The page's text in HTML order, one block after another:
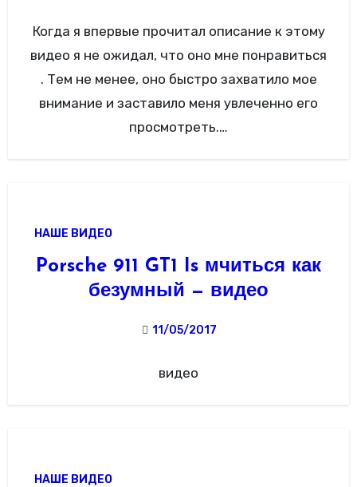
Когда я впервые прочитал описание к этому
видео я не ожидал, что оно мне понравиться
. Тем не менее, оно быстро захватило мое
внимание и заставило меня увлеченно его
просмотреть.…
НАШЕ ВИДЕО
Porsche 911 GT1 Is мчиться как
безумный — видео
11/05/2017
видео
НАШЕ ВИДЕО